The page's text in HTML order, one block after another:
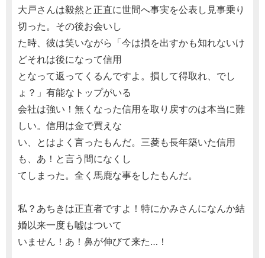
大戸さんは毅然と正直に世間へ事実を公表し見事乗り
切った。その後お会いし
た時、彼は笑いながら「今は損を出すかも知れないけ
どそれは後になって信用
となって返ってくるんですよ。損して得取れ、でし
ょ？」有能なトップがいる
会社は強い！無くなった信用を取り戻すのは本当に難
しい。信用は金で買えな
い、とはよく言ったもんだ。三菱も長年築いた信用
も、あ！と言う間になくし
てしまった。全く馬鹿な事をしたもんだ。
私？あちきは正直者ですよ！特にかみさんになんか結
婚以来一度も嘘はついて
いません！あ！鼻が伸びて来た…！